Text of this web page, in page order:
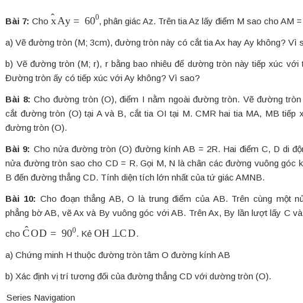
Bài 7: Chox A 600, phân giác Az. Trên tia Az lấy điểm M sao cho AM
a) Vẽ đường tròn (M; 3cm), đường tròn này có cắt tia Ax hay Ay không? Vì
b) Vẽ đường tròn (M; r), r bằng bao nhiêu để dường tròn này tiếp xúc với
Đường tròn ấy có tiếp xúc với Ay không? Vì sao?
Bài 8: Cho đường tròn (O), điểm I nằm ngoài đường tròn. Vẽ đường
cắt đường tròn (O) tại A và B, cắt tia OI tại M. CMR hai tia MA, MB tiếp
đường tròn (O).
Bài 9: Cho nửa đường tròn (O) đường kính AB = 2R. Hai điểm C, D di
nửa đường tròn sao cho CD = R. Gọi M, N là chân các đường vuông góc
B đến đường thẳng CD. Tính diện tích lớn nhất của tứ giác AMNB.
Bài 10: Cho đoạn thẳng AB, O là trung điểm của AB. Trên cùng một
phẳng bờ AB, vẽ Ax và By vuông góc với AB. Trên Ax, By lần lượt lấy C
choC OD 900. Kẻ OH⊥ CD .
a) Chứng minh H thuộc đường tròn tâm O đường kính AB
b) Xác định vị trí tương đối của đường thẳng CD với dường tròn (O).
Series Navigation